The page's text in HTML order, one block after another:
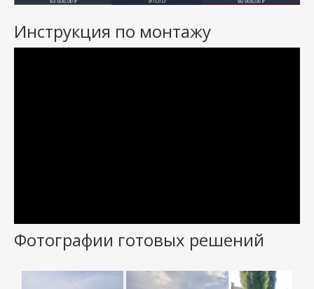
Инструкция по монтажу
Фотографии готовых решений